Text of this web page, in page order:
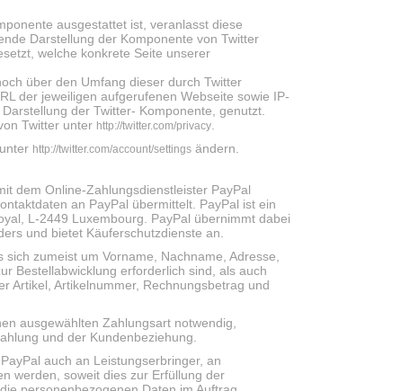
ausgestattet ist, veranlasst diese
Darstellung der Komponente von Twitter
welche konkrete Seite unserer
über den Umfang dieser durch Twitter
der jeweiligen aufgerufenen Webseite sowie IP-
der Twitter- Komponente, genutzt.
Twitter unter http://twitter.com/privacy
http://twitter.com/account/settings ändern.
dem Online-Zahlungsdienstleister PayPal
an PayPal übermittelt. PayPal ist ein
L-2449 Luxembourg. PayPal übernimmt dabei
und bietet Käuferschutzdienste an.
zumeist um Vorname, Nachname, Adresse,
Bestellabwicklung erforderlich sind, als auch
Artikel, Artikelnummer, Rechnungsbetrag und
ausgewählten Zahlungsart notwendig,
und der Kundenbeziehung.
auch an Leistungserbringer, an
werden, soweit dies zur Erfüllung der